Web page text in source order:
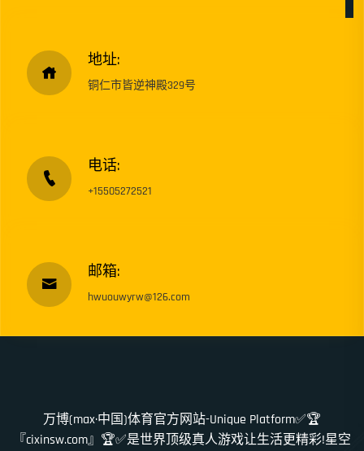
地址:
铜仁市皆逆神殿329号
电话:
+15505272521
邮箱:
hwuouwyrw@126.com
万博(max·中国)体育官方网站-Unique Platform✅🏆
『cixinsw.com』🏆✅是世界顶级真人游戏让生活更精彩!星空